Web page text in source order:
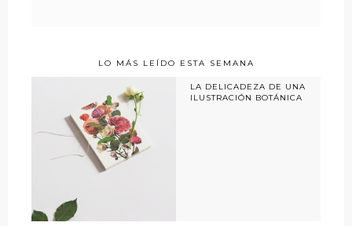
LO MÁS LEÍDO ESTA SEMANA
LA DELICADEZA DE UNA
ILUSTRACIÓN BOTÁNICA